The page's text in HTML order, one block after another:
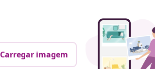
Carregar imagem